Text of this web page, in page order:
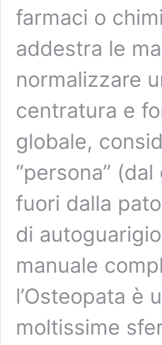
farmaci o
addestra le
normalizzare
centratura e
globale,
“persona”
fuori dalla
di
manuale
l’Osteopata è
moltissime